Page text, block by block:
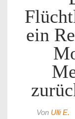
ein
Von Ulli E.